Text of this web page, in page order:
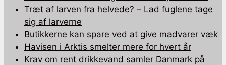
Træt af larven fra helvede? – Lad fuglene tage
sig af larverne
Butikkerne kan spare ved at give madvarer væk
Havisen i Arktis smelter mere for hvert år
Krav om rent drikkevand samler Danmark på